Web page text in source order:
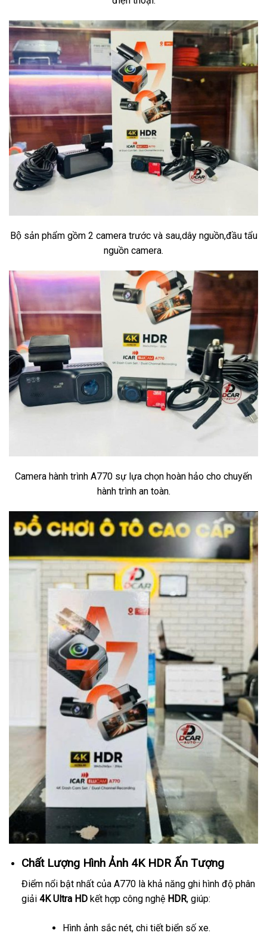
Bộ sản phẩm gồm 2 camera trước và sau,dây nguồn,đầu tẩu
nguồn camera.
Camera hành trình A770 sự lựa chọn hoàn hảo cho chuyến
hành trình an toàn.
Chất Lượng Hình Ảnh 4K HDR Ấn Tượng
Điểm nổi bật nhất của A770 là khả năng ghi hình độ phân
giải 4K Ultra HDkết hợp công nghệ HDR, giúp:
Hình ảnh sắc nét, chi tiết biển số xe.